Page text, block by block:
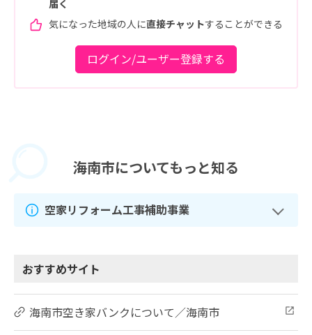
届く
気になった地域の人に直接チャットすることができる
ログイン/ユーザー登録する
海南市についてもっと知る
空家リフォーム工事補助事業
おすすめサイト
海南市空き家バンクについて／海南市